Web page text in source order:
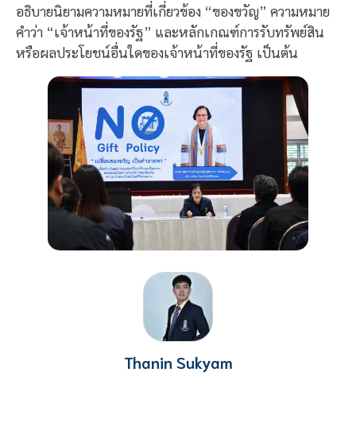
อธิบายนิยามความหมายที่เกี่ยวข้อง “ของขวัญ” ความหมาย
คำว่า “เจ้าหน้าที่ของรัฐ” และหลักเกณฑ์การรับทรัพย์สิน
หรือผลประโยชน์อื่นใดของเจ้าหน้าที่ของรัฐ เป็นต้น
Thanin Sukyam